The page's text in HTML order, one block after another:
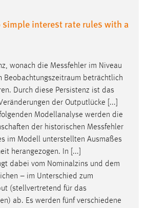
simple interest rate rules with a
wonach die Messfehler im Niveau
Beobachtungszeitraum beträchtlich
Durch diese Persistenz ist das
der Outputlücke [...]
Modellanalyse werden die
der historischen Messfehler
im Modell unterstellten Ausmaßes
herangezogen. In [...]
dabei vom Nominalzins und dem
– im Unterschied zum
(stellvertretend für das
ab. Es werden fünf verschiedene